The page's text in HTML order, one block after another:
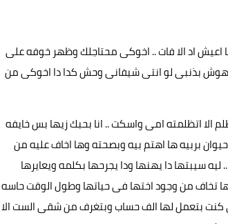
اعيش اد الا فات .. اخوكى محتاجلك وظهر خوفه على
بذنبى لو انتى شيفانى وحش كدا دا اخوكى من
اتظلمته امى واسكت .. انا بحبك زيها بس خايفه
بربيه ها اهتم بيه وبصحته وها اخاف عليه من
سيبتها دا يهنها ودا يجرحها بكلمه ويعايرها
تخاف من وجود اختها فى حياتها وطول الوقت حاسه
بتعمل لها الف حساب وبتغرف من شقى الست الا